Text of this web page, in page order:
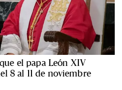
el papa León XIV
8 al 11 de noviembre